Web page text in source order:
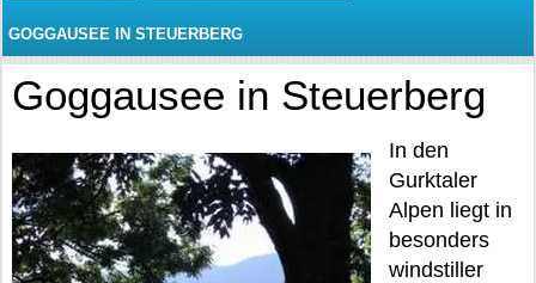
GOGGAUSEE IN STEUERBERG
Goggausee in Steuerberg
In den
Gurktaler
Alpen liegt in
besonders
windstiller